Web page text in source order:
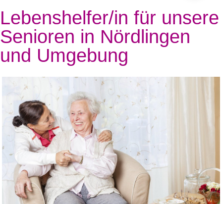
Lebenshelfer/in für unsere
Senioren in Nördlingen
und Umgebung